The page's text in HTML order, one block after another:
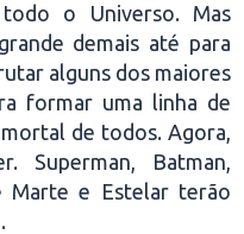
o Universo. Mas
demais até para
alguns dos maiores
formar uma linha de
de todos. Agora,
Superman, Batman,
Marte e Estelar terão